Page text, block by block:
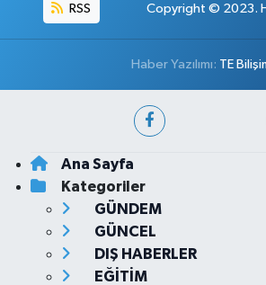
RSS Copyright © 2023.
Haber Yazılımı: TE
Ana Sayfa
Kategoriler
GÜNDEM
GÜNCEL
DIŞ HABERLER
EĞİTİM